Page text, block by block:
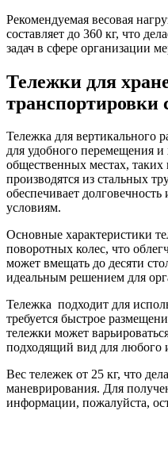
Рекомендуемая весовая
составляет до 360 кг, что
задач в сфере организации
Тележки для
транспортировки
Тележка для вертикального
для удобного перемещения и
общественных местах,
производятся из стальных
обеспечивает
условиям.
Основные характеристики
поворотных колес, что
может вмещать до десяти
идеальным решением для
Тележка подходит для
требуется быстрое
тележки может
подходящий вид для любого
Вес тележек от 25 кг, что
маневрирования. Для
информации, пожалуйста,